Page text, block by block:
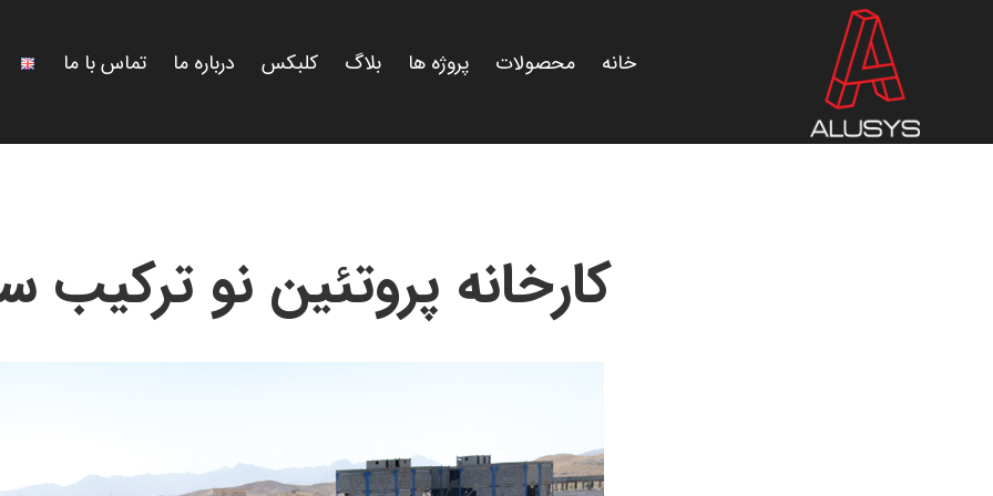
خانه محصولات پروژه ها بلاگ کلبکس درباره ما تماس با ما
کارخانه پروتئین نو ترکیب